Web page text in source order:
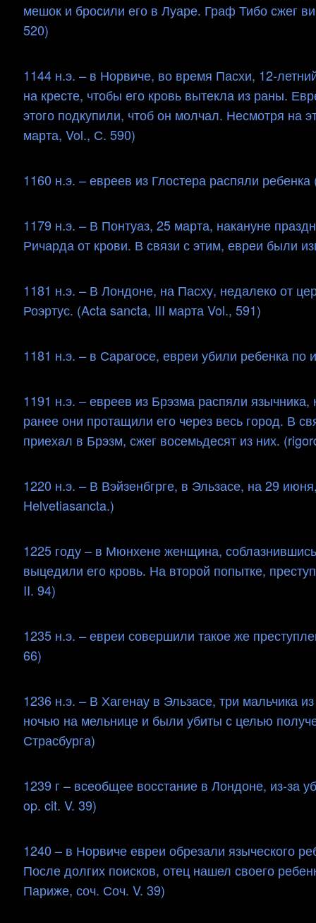
мешок и бросили его в Луаре. Граф Тибо сжег
520)
1144 н.э. – в Норвиче, во время Пасхи, 12-
на кресте, чтобы его кровь вытекла из раны.
этого подкупили, чтоб он молчал. Несмотря на
марта, Vol., С. 590)
1160 н.э. – евреев из Глостера распяли
1179 н.э. – В Понтуаз, 25 марта, накануне
Ричарда от крови. В связи с этим, евреи были
1181 н.э. – В Лондоне, на Пасху, недалеко от
Роэртус. (Acta sancta, III марта Vol., 591)
1181 н.э. – в Сарагосе, евреи убили ребенка
1191 н.э. – евреев из Брэзма распяли
ранее они протащили его через весь город. В
приехал в Брэзм, сжег восемьдесят из них.
1220 н.э. – В Вэйзенбгрге, в Эльзасе, на 29
Helvetiasancta.)
1225 году – в Мюнхене женщина,
выцедили его кровь. На второй попытке,
II. 94)
1235 н.э. – евреи совершили такое же
66)
1236 н.э. – В Хагенау в Эльзасе, три мальчика
ночью на мельнице и были убиты с целью
Страсбурга)
1239 г – всеобщее восстание в Лондоне, из-за
op. cit. V. 39)
1240 – в Норвиче евреи обрезали языческого
После долгих поисков, отец нашел своего
Париже, соч. Соч. V. 39)